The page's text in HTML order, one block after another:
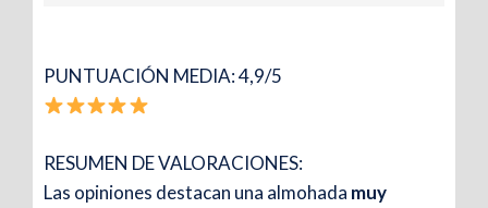
Elena S.
sensación es muy agradable. La recomiendo
para quienes buscan frescura y suavidad.
PUNTUACIÓN MEDIA: 4,9/5
RESUMEN DE VALORACIONES:
Las opiniones destacan una almohada muy